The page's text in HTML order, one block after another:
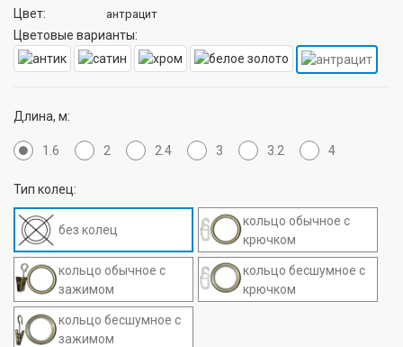
Цвет: антрацит
Цветовые варианты:
Длина, м:
1.6 2 2.4 3 3.2 4
Тип колец:
без колец
кольцо oбычное c
крючком
кольцо oбычное с
зажимом
кольцо бесшумное c
крючком
кольцо бесшумное с
зажимом